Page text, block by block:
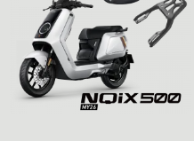
Gepäckträger
und
33L